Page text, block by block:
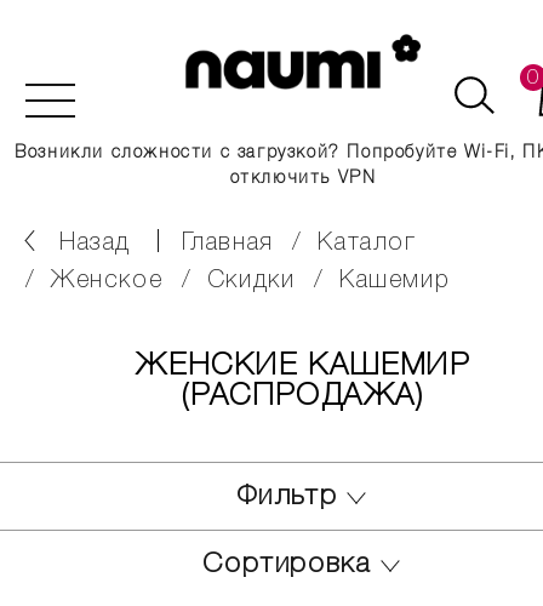
0
Возникли сложности с загрузкой? Попробуйте Wi-Fi,
отключить VPN
Назад главная
каталог
женское
скидки кашемир
ЖЕНСКИЕ КАШЕМИР
(РАСПРОДАЖА)
Фильтр
Сортировка